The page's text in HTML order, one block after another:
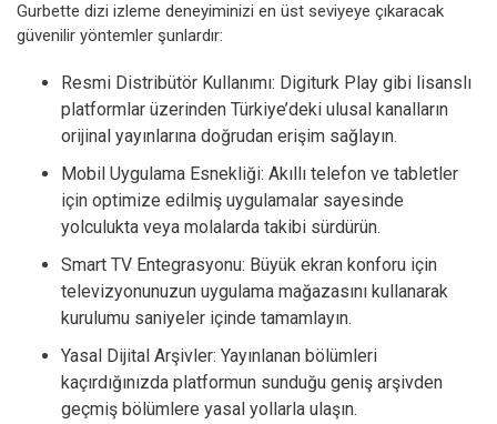
Gurbette dizi izleme deneyiminizi en üst seviyeye çıkaracak
güvenilir yöntemler şunlardır:
Resmi Distribütör Kullanımı: Digiturk Play gibi lisanslı
platformlar üzerinden Türkiye’deki ulusal kanalların
orijinal yayınlarına doğrudan erişim sağlayın.
Mobil Uygulama Esnekliği: Akıllı telefon ve tabletler
için optimize edilmiş uygulamalar sayesinde
yolculukta veya molalarda takibi sürdürün.
Smart TV Entegrasyonu: Büyük ekran konforu için
televizyonunuzun uygulama mağazasını kullanarak
kurulumu saniyeler içinde tamamlayın.
Yasal Dijital Arşivler: Yayınlanan bölümleri
kaçırdığınızda platformun sunduğu geniş arşivden
geçmiş bölümlere yasal yollarla ulaşın.